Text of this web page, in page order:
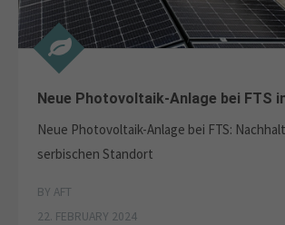
Neue Photovoltaik-Anlage bei FTS
Neue Photovoltaik-Anlage bei FTS:
serbischen Standort
BY AFT
22. FEBRUARY 2024